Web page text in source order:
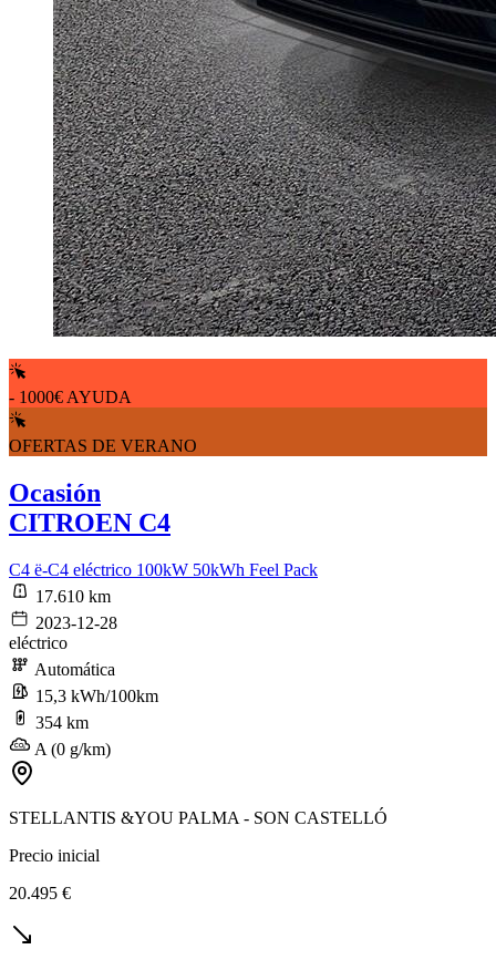
- 1000€ AYUDA
OFERTAS DE VERANO
Ocasión
CITROEN C4
C4 ë-C4 eléctrico 100kW 50kWh Feel Pack
17.610 km
2023-12-28
eléctrico
Automática
15,3 kWh/100km
354 km
A (0 g/km)
STELLANTIS &YOU PALMA - SON CASTELLÓ
Precio inicial
20.495 €